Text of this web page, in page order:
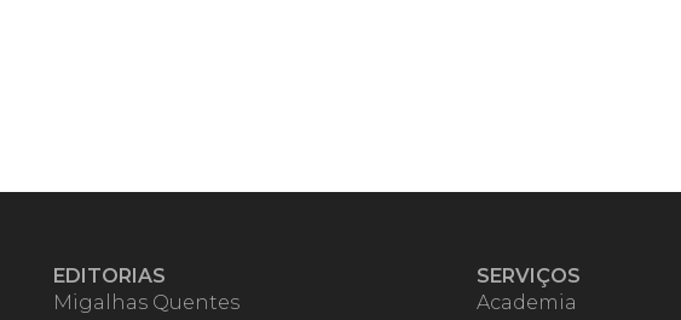
EDITORIAS
Migalhas Quentes
SERVIÇOS
Academia